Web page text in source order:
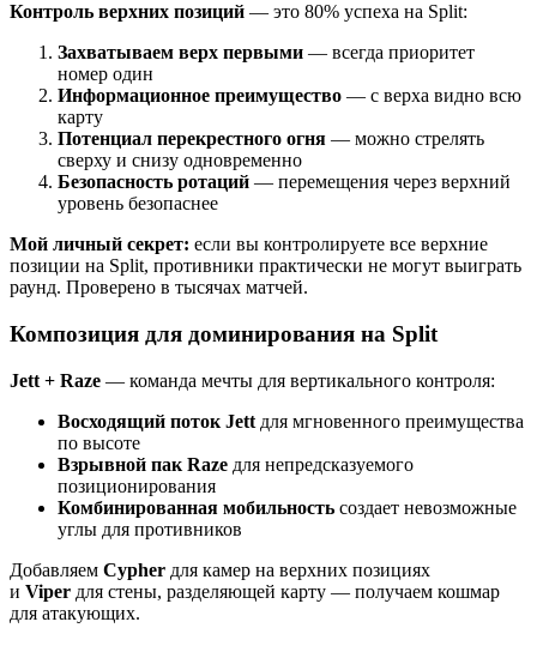
Контроль верхних позиций — это 80% успеха на Split:
Захватываем верх первыми — всегда приоритет
номер один
Информационное преимущество — с верха видно всю
карту
Потенциал перекрестного огня — можно стрелять
сверху и снизу одновременно
Безопасность ротаций — перемещения через верхний
уровень безопаснее
Мой личный секрет: если вы контролируете все верхние
позиции на Split, противники практически не могут выиграть
раунд. Проверено в тысячах матчей.
Композиция для доминирования на Split
Jett + Raze — команда мечты для вертикального контроля:
Восходящий поток Jett для мгновенного преимущества
по высоте
Взрывной пак Raze для непредсказуемого
позиционирования
Комбинированная мобильность создает невозможные
углы для противников
Добавляем Cypher для камер на верхних позициях
и Viper для стены, разделяющей карту — получаем кошмар
для атакующих.